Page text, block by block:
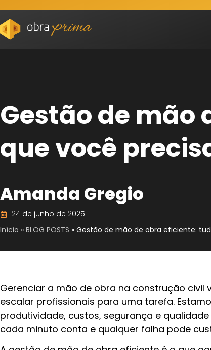
Gestão de mão
que você
Amanda Gregio
24 de junho de 2025
Início » BLOG POSTS » Gestão de mão de obra eficiente:
Gerenciar a mão de obra na construção civil
escalar profissionais para uma tarefa.
produtividade, custos, segurança e
cada minuto conta e qualquer falha pode